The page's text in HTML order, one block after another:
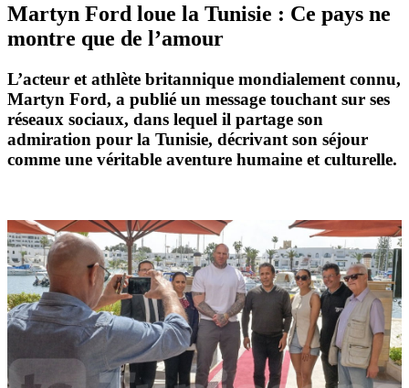
Martyn Ford loue la Tunisie : Ce pays ne
montre que de l’amour
L’acteur et athlète britannique mondialement connu,
Martyn Ford, a publié un message touchant sur ses
réseaux sociaux, dans lequel il partage son
admiration pour la Tunisie, décrivant son séjour
comme une véritable aventure humaine et culturelle.